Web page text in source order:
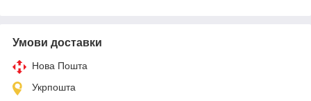
Умови доставки
Нова Пошта
Укрпошта